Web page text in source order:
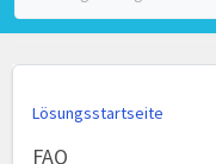
Lösungsstartseite
FAQ